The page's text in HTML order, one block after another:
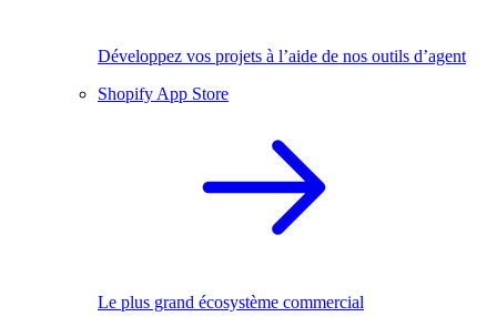
Développez vos projets à l’aide de nos outils d’agent
Shopify App Store
Le plus grand écosystème commercial